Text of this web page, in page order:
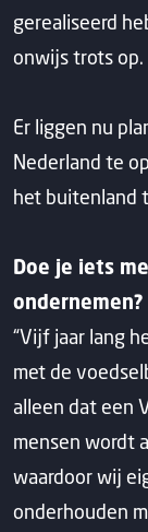
gerealiseerd
onwijs trots op.
Er liggen nu
Nederland te
het buitenland
Doe je iets
ondernemen?
“Vijf jaar lang
met de
alleen dat een
mensen wordt
waardoor wij
onderhouden